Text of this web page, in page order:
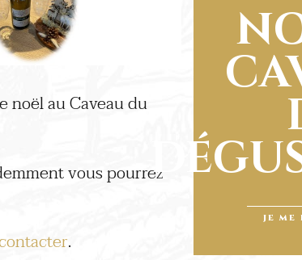
noël au Caveau du
vous pourrez
.
JE ME